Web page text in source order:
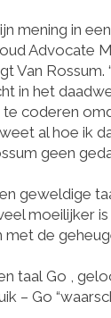
mening in
Advocate
Van Rossum.
in het
coderen
al hoe ik
geen
geweldige
moeilijker
de
taal Go ,
– Go